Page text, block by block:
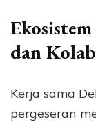
dan
Kerja sama
pergeseran